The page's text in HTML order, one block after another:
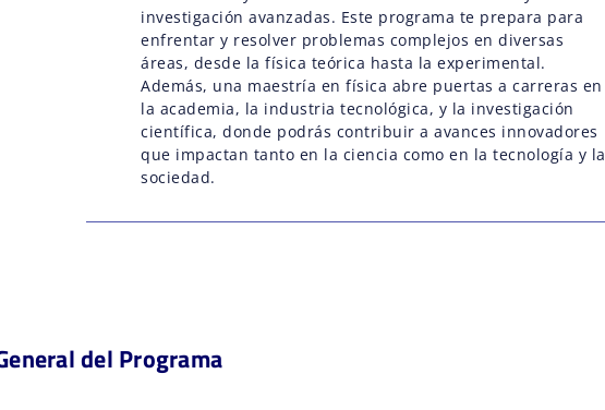
investigación avanzadas. Este programa te prepara para
enfrentar y resolver problemas complejos en diversas
áreas, desde la física teórica hasta la experimental.
Además, una maestría en física abre puertas a carreras en
la academia, la industria tecnológica, y la investigación
científica, donde podrás contribuir a avances innovadores
que impactan tanto en la ciencia como en la tecnología y la
sociedad.
del Programa